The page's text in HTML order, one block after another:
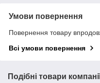
Умови повернення
Повернення товару
Всі умови повернення
Подібні товари